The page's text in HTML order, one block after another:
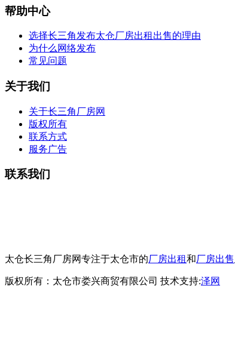
帮助中心
选择长三角发布太仓厂房出租出售的理由
为什么网络发布
常见问题
关于我们
关于长三角厂房网
版权所有
联系方式
服务广告
联系我们
太仓长三角厂房网专注于太仓市的厂房出租和厂房出售
版权所有：太仓市娄兴商贸有限公司 技术支持:泽网